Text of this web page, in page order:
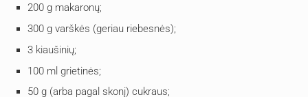
200 g makaronų;
300 g varškės (geriau riebesnės);
3 kiaušinių;
100 ml grietinės;
50 g (arba pagal skonį) cukraus;